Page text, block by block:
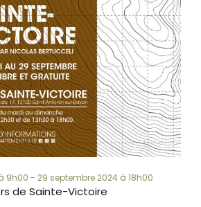
de Sainte-Victoire
9h00 - 29 septembre 2024 à 18h00